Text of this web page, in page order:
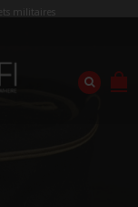
militaires